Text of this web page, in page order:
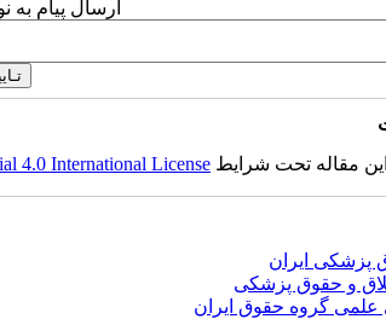
ارسال پیام به
این مقاله تحت شرایط 4.0 International License
پزشکی ایران
و حقوق پزشکی
علمی گروه حقوق ایران